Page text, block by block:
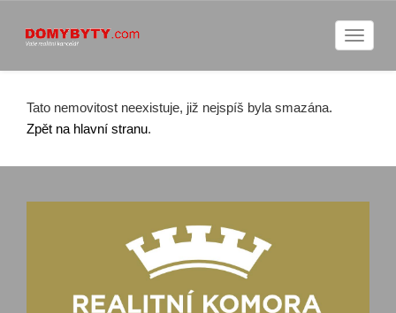
Tato nemovitost neexistuje, již nejspíš byla smazána.
Zpět na hlavní stranu.